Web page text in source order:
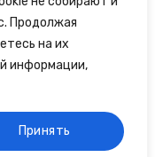
Продолжая
на их
информации,
Принять
, разработка сайта
данных